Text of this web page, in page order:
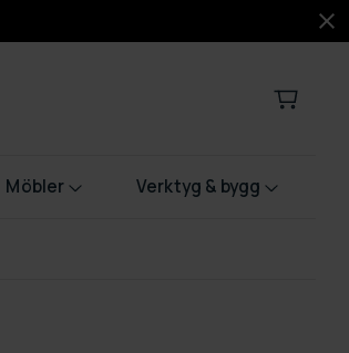
Möbler Verktyg & bygg